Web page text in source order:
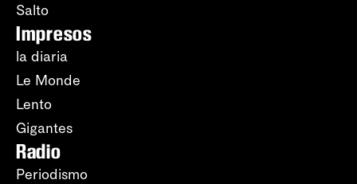
Salto
Impresos
la diaria
Le Monde
Lento
Gigantes
Radio
Periodismo